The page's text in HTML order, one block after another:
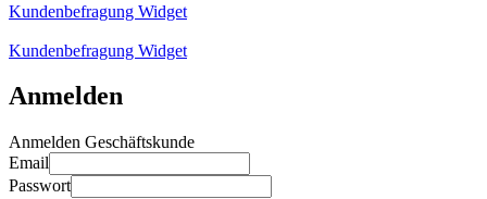
Kundenbefragung Widget
Kundenbefragung Widget
Anmelden
Anmelden Geschäftskunde
Email
Passwort